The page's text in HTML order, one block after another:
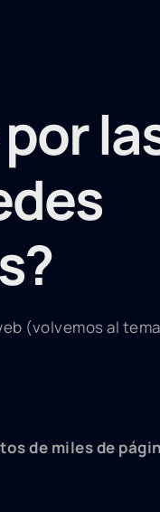
(volvemos al
de miles de